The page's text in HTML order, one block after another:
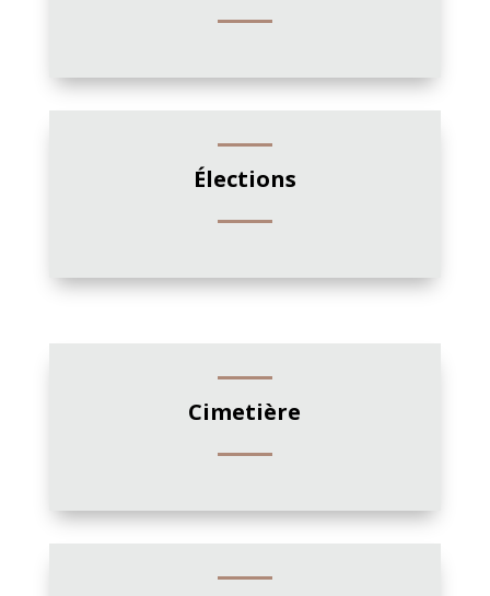
Élections
Cimetière